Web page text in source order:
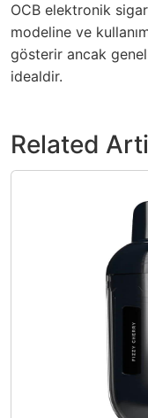
OCB elektronik
modeline ve
gösterir ancak
idealdir.
Related